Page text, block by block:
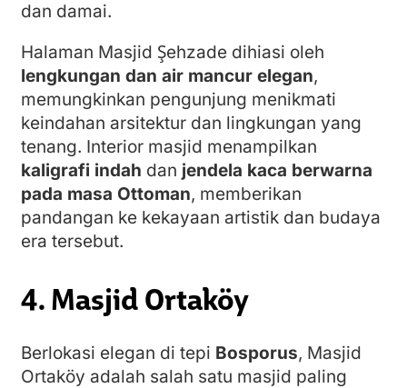
dan damai.
Halaman Masjid Şehzade dihiasi oleh
lengkungan dan air mancur elegan,
memungkinkan pengunjung menikmati
keindahan arsitektur dan lingkungan yang
tenang. Interior masjid menampilkan
kaligrafi indah dan jendela kaca berwarna
pada masa Ottoman, memberikan
pandangan ke kekayaan artistik dan budaya
era tersebut.
4. Masjid Ortaköy
Berlokasi elegan di tepi Bosporus, Masjid
Ortaköy adalah salah satu masjid paling